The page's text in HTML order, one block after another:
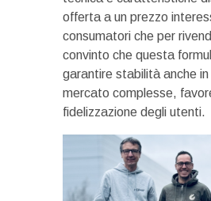
offerta a un prezzo
consumatori che per
convinto che questa
garantire stabilità anche
mercato complesse,
fidelizzazione degli utenti.